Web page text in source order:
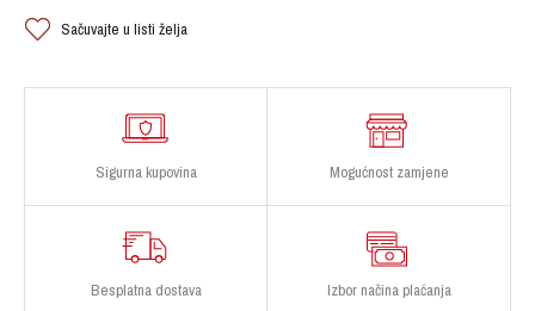
Sačuvajte u listi želja
Sigurna kupovina Mogućnost zamjene
Besplatna dostava Izbor načina plaćanja